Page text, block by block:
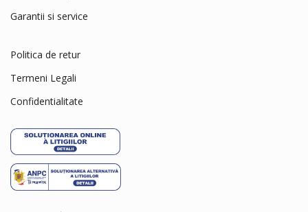
HAGEN
Hug&Rug
JBL
Juwel
Garantii si service
Politica de retur
Termeni Legali
Confidentialitate